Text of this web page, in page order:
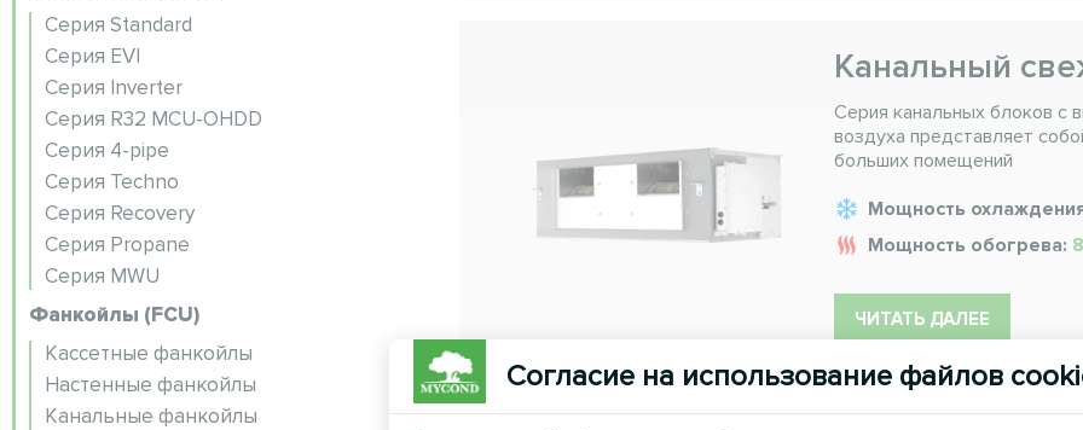
Серия Standard
Серия EVI
Серия Inverter
Серия R32 MCU-OHDD
Серия 4-pipe
Серия Techno
Серия Recovery
Серия Propane
Серия MWU
Фанкойлы (FCU)
Кассетные фанкойлы
Настенные фанкойлы
Канальные фанкойлы
Канальный
Серия канальных блоков с
воздуха представляет
больших помещений
Мощность
Мощность обогрева:
ЧИТАТЬ ДАЛЕЕ
Согласие на использование файлов